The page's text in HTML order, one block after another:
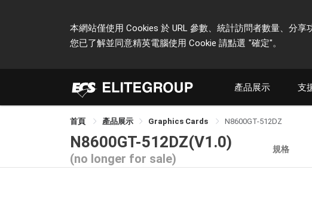
本網站僅使用 Cookies 於 URL 參數、統計訪問者數量、分
您已了解並同意精英電腦使用 Cookie 請點選 "確定"。
產品展示 支
首頁 產品展示 Graphics Cards N8600GT-512DZ
N8600GT-512DZ(V1.0)
(no longer for sale)
規格